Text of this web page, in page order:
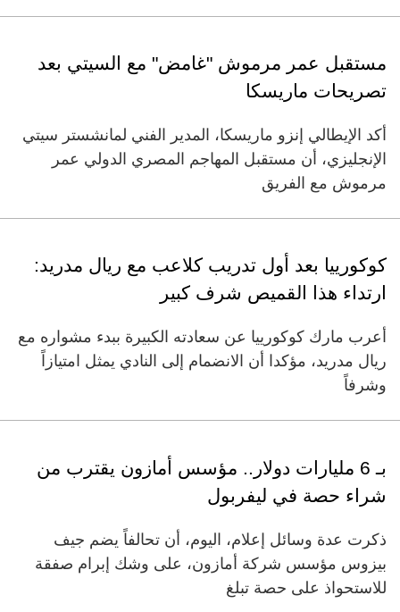
مستقبل عمر مرموش "غامض" مع السيتي بعد
تصريحات ماريسكا
أكد الإيطالي إنزو ماريسكا، المدير الفني لمانشستر سيتي
الإنجليزي، أن مستقبل المهاجم المصري الدولي عمر
مرموش مع الفريق
كوكورييا بعد أول تدريب كلاعب مع ريال مدريد:
ارتداء هذا القميص شرف كبير
أعرب مارك كوكورييا عن سعادته الكبيرة ببدء مشواره مع
ريال مدريد، مؤكدا أن الانضمام إلى النادي يمثل امتيازاً
وشرفاً
بـ 6 مليارات دولار.. مؤسس أمازون يقترب من
شراء حصة في ليفربول
ذكرت عدة وسائل إعلام، اليوم، أن تحالفاً يضم جيف ​
بيزوس مؤسس شركة أمازون، على وشك إبرام ‌صفقة
للاستحواذ على حصة تبلغ